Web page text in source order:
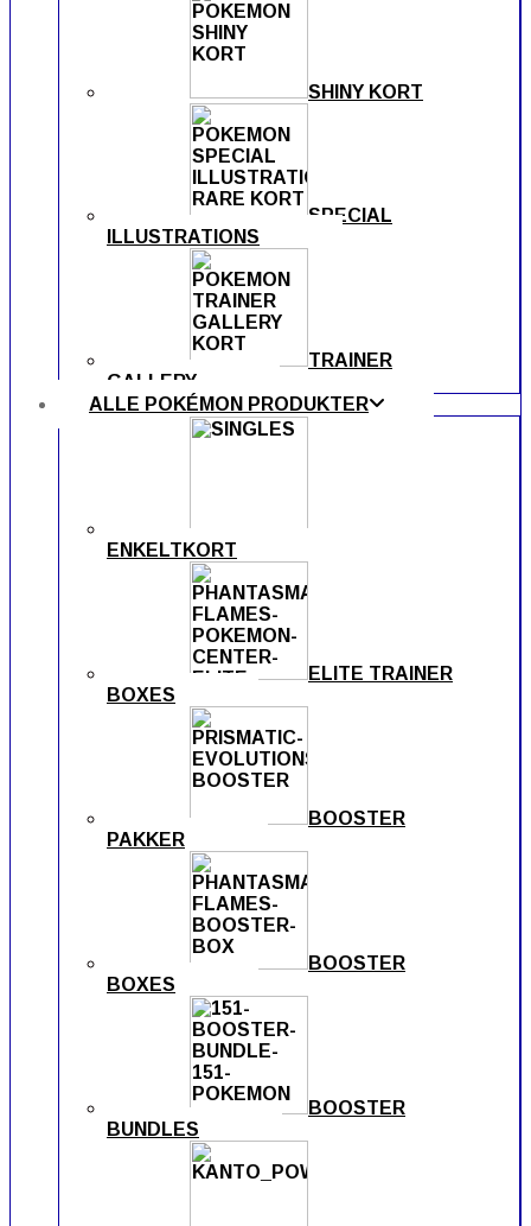
SHINY KORT
SPECIAL
ILLUSTRATIONS
TRAINER
GALLERY
ALLE POKÉMON PRODUKTER
ENKELTKORT
ELITE TRAINER
BOXES
BOOSTER
PAKKER
BOOSTER
BOXES
BOOSTER
BUNDLES